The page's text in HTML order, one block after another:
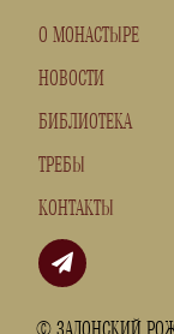
О МОНАСТЫРЕ
НОВОСТИ
БИБЛИОТЕКА
ТРЕБЫ
КОНТАКТЫ